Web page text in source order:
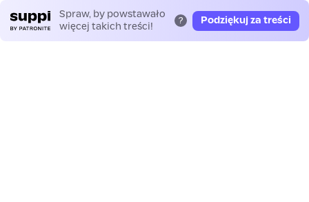
Spraw, by powstawało
więcej takich treści!
? Podziękuj za treści